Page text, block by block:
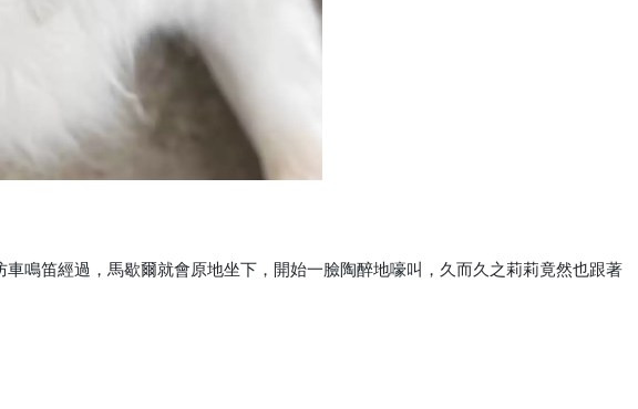
鳴笛經過，馬歇爾就會原地坐下，開始一臉陶醉地嚎叫，久而久之莉莉竟然也跟著